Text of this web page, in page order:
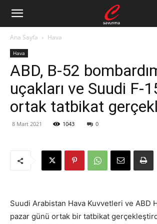
Ana Sayfa Hava
Hava
ABD, B-52
uçakları ve Suudi F-
ortak tatbikat
8 Mart 2021 1043 0
Suudi Arabistan Hava Kuvvetleri ve ABD
pazar günü ortak bir tatbikat